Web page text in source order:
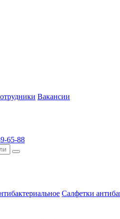
Вакансии
65-88
Салфетки